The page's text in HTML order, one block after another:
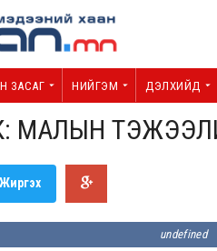
ЗАСАГ НИЙГЭМ ДЭЛХИЙД
МАЛЫН
Жиргэх
undefined